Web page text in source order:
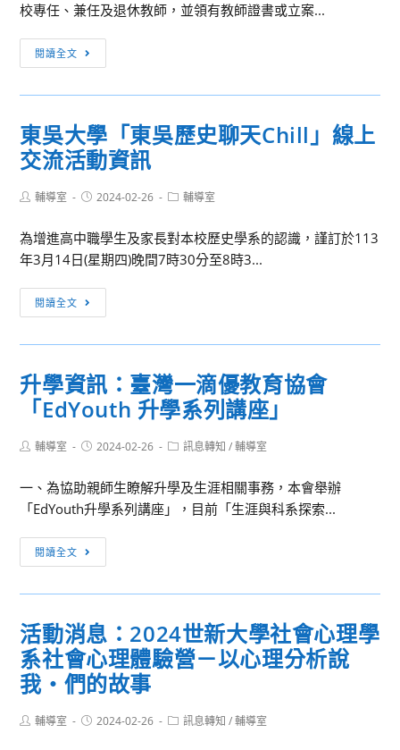
廣
基
會
共
辦
「113
學
年
《游
於
藝》
計
及
「第
屆
廣
游
藝
獎」
請
協
校專任、兼任及退休教師，並領有教師證書或立案...
閱讀全文
息
轉
年
教
部
藝
創
作
本
（113）
年
3
1
日
起
開
始
徵
惠
予
協
助
宣
東吳大學「東吳歷史聊天Chill」線上
交流活動資訊
Post輔導室
Post2024-02-26
Post輔導室
為增進高中職學生及家長對本校歷史學系的認識，謹訂於113
年3月14日(星期四)晚間7時30分至8時3...
閱讀全文
吳
大
「東
吳
史
天
Chill」
線
流
動
資
訊
升學資訊：臺灣一滴優教育協會
「EdYouth 升學系列講座」
Post輔導室
Post2024-02-26
Post訊息轉知 / 輔導室
一、為協助親師生瞭解升學及生涯相關事務，本會舉辦
「EdYouth升學系列講座」，目前「生涯與科系探索...
閱讀全文
學
資
臺
灣
一
滴
優
活動消息：2024世新大學社會心理學
系社會心理體驗營－以心理分析說
我‧們的故事
Post輔導室
Post2024-02-26
Post訊息轉知 / 輔導室